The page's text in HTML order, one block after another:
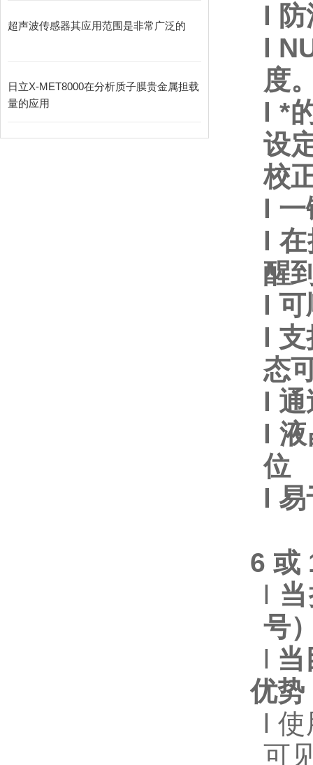
超声波传感器其应用范围是非常广泛的
日立X-MET8000在分析质子膜贵金属担载
量的应用
l
l
度
l *
设
校
l 一
l
醒
l 可
l 支
态
l 通
l
位
l 易
6 或
l
号
l 当
优势
l 使
可